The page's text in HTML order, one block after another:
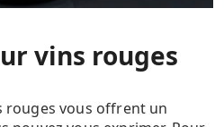
vins rouges
rouges vous offrent un